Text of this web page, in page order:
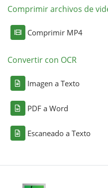
Comprimir archivos de
Comprimir MP4
Convertir con OCR
Imagen a Texto
PDF a Word
Escaneado a Texto